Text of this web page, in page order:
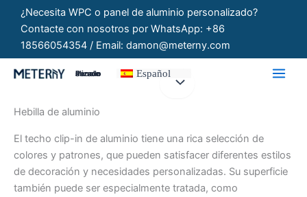
contenido
¿Necesita WPC o panel de aluminio personalizado?
Contacte con nosotros por WhatsApp: +86
18566054354 / Email: damon@meterny.com
Paneles Personalizados Español
Hebilla de aluminio
El techo clip-in de aluminio tiene una rica selección de
colores y patrones, que pueden satisfacer diferentes estilos
de decoración y necesidades personalizadas. Su superficie
también puede ser especialmente tratada, como